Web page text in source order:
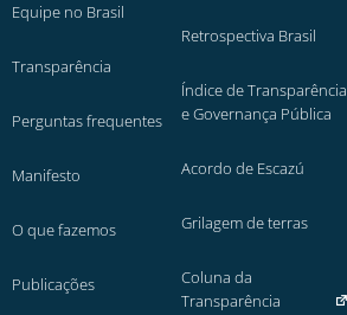
Equipe no Brasil
Transparência
Perguntas frequentes
Manifesto
O que fazemos
Publicações
Retrospectiva Brasil
Índice de Transparência
e Governança Pública
Acordo de Escazú
Grilagem de terras
Coluna da
Transparência